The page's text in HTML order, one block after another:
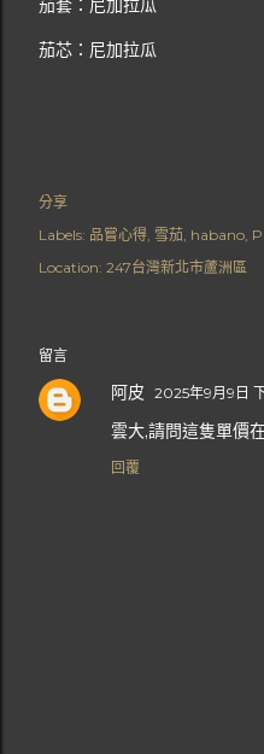
茄套：尼加拉瓜
茄芯：尼加拉瓜
分享
Labels: 品嘗心得 雪茄 habano
Location: 247台灣新北市蘆洲區
留言
阿皮 2025年9月9日
雲大,請問這隻單價
回覆